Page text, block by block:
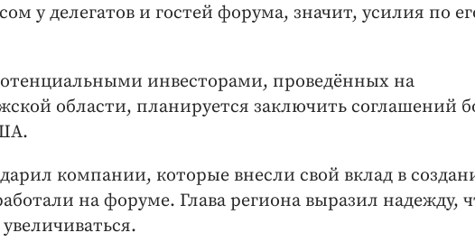
у делегатов и гостей форума, значит, усилия по
инвесторами, проведённых на
области, планируется заключить соглашений
компании, которые внесли свой вклад в
на форуме. Глава региона выразил надежду,